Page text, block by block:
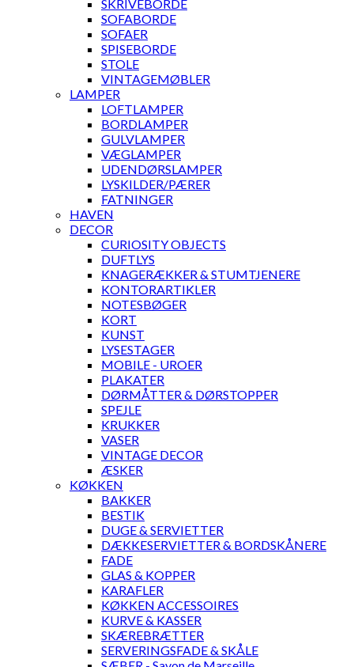
SKRIVEBORDE
SOFABORDE
SOFAER
SPISEBORDE
STOLE
VINTAGEMØBLER
LAMPER
LOFTLAMPER
BORDLAMPER
GULVLAMPER
VÆGLAMPER
UDENDØRSLAMPER
LYSKILDER/PÆRER
FATNINGER
HAVEN
DECOR
CURIOSITY OBJECTS
DUFTLYS
KNAGERÆKKER & STUMTJENERE
KONTORARTIKLER
NOTESBØGER
KORT
KUNST
LYSESTAGER
MOBILE - UROER
PLAKATER
DØRMÅTTER & DØRSTOPPER
SPEJLE
KRUKKER
VASER
VINTAGE DECOR
ÆSKER
KØKKEN
BAKKER
BESTIK
DUGE & SERVIETTER
DÆKKESERVIETTER & BORDSKÅNERE
FADE
GLAS & KOPPER
KARAFLER
KØKKEN ACCESSOIRES
KURVE & KASSER
SKÆREBRÆTTER
SERVERINGSFADE & SKÅLE